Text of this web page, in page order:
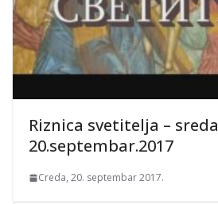
Riznica svetitelja – sreda
20.septembar.2017
Creda, 20. septembar 2017.